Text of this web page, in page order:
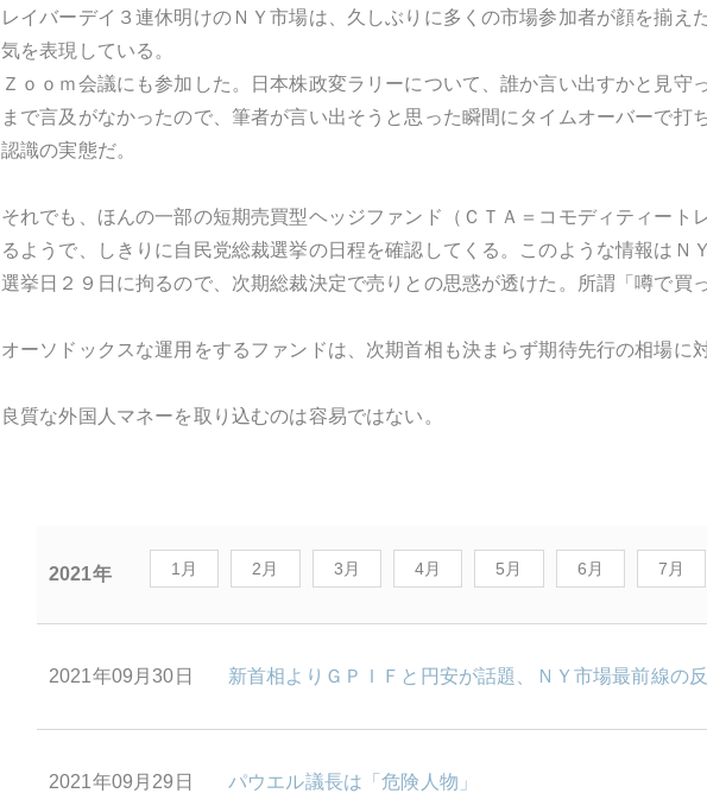
レイバーデイ３連休明けのＮＹ市場は、久しぶりに多くの市場参加者が顔を揃
気を表現している。
Ｚｏｏｍ会議にも参加した。日本株政変ラリーについて、誰か言い出すかと見
まで言及がなかったので、筆者が言い出そうと思った瞬間にタイムオーバーで
認識の実態だ。
それでも、ほんの一部の短期売買型ヘッジファンド（ＣＴＡ＝コモディティー
るようで、しきりに自民党総裁選挙の日程を確認してくる。このような情報は
選挙日２９日に拘るので、次期総裁決定で売りとの思惑が透けた。所謂「噂で買
オーソドックスな運用をするファンドは、次期首相も決まらず期待先行の相場に
良質な外国人マネーを取り込むのは容易ではない。
2021年 1月 2月 3月 4月 5月 6月 7月
2021年09月30日 新首相よりＧＰＩＦと円安が話題、ＮＹ市場最前線の
2021年09月29日 パウエル議長は「危険人物」